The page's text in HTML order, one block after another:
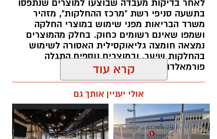
לאחר בדיקות מעבדה שבוצעו למוצרים שנתפסו
בתשעה סניפי רשת "מרכז ההחלקות", מזהיר
משרד הבריאות מפני שימוש במוצרי החלקה
ושמפו שאינם רשומים כחוק. בחלק מהמוצרים
נמצאה חומצה גליאוקסילית האסורה לשימוש
בהחלקות שיער, ובמוצרים נוספים התגלה
פורמאלדהיד - חומר המוגדר כמסרטן
קרא עוד
אולי יעניין אותך גם